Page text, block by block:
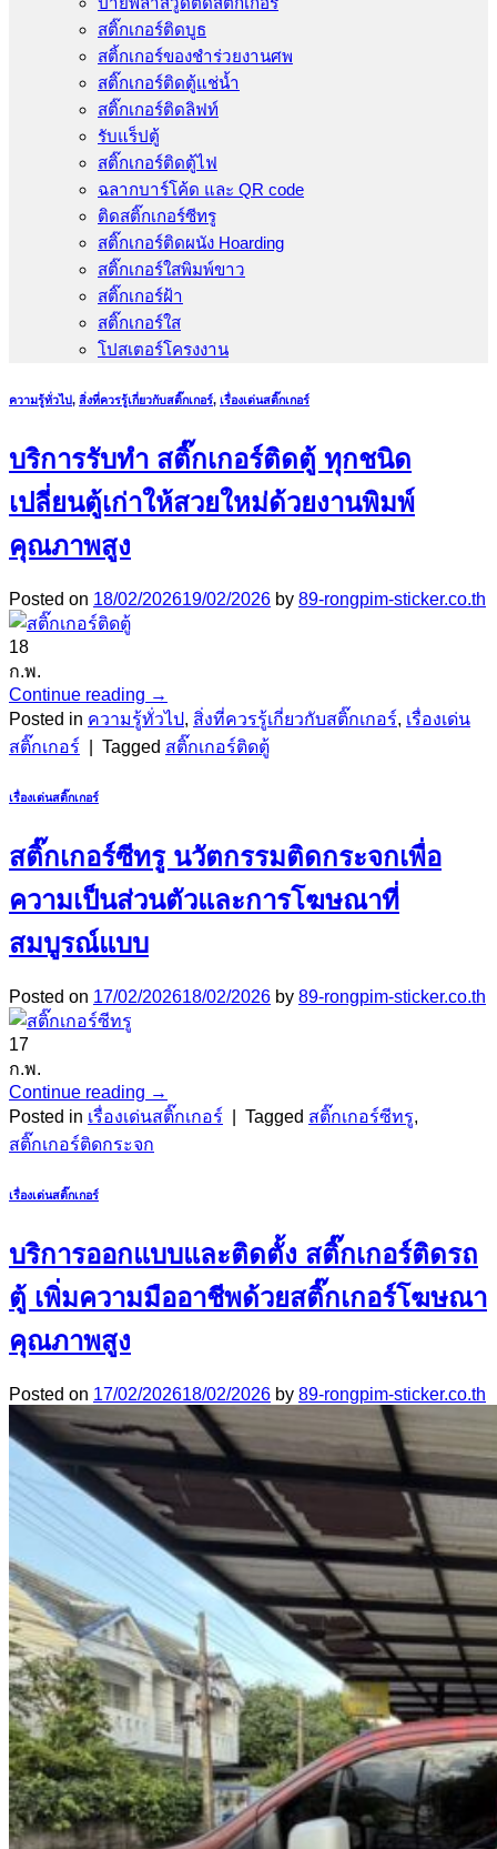
สติ๊กเกอร์ติดบูธ
สติ้กเกอร์ของชำร่วยงานศพ
สติ๊กเกอร์ติดตู้แช่น้ำ
สติ๊กเกอร์ติดลิฟท์
รับแร็ปตู้
สติ๊กเกอร์ติดตู้ไฟ
ฉลากบาร์โค้ด และ QR code
ติดสติ๊กเกอร์ซีทรู
สติ๊กเกอร์ติดผนัง Hoarding
สติ๊กเกอร์ใสพิมพ์ขาว
สติ๊กเกอร์ฝ้า
สติ๊กเกอร์ใส
โปสเตอร์โครงงาน
ความรู้ทั่วไป, สิ่งที่ควรรู้เกี่ยวกับสติ๊กเกอร์, เรื่องเด่นสติ๊กเกอร์
บริการรับทำ สติ๊กเกอร์ติดตู้ ทุกชนิด
เปลี่ยนตู้เก่าให้สวยใหม่ด้วยงานพิมพ์
คุณภาพสูง
Posted on 18/02/202619/02/2026 by 89-rongpim-sticker.co.th
18
ก.พ.
Continue reading →
Posted in ความรู้ทั่วไป, สิ่งที่ควรรู้เกี่ยวกับสติ๊กเกอร์, เรื่องเด่น
สติ๊กเกอร์
Tagged สติ๊กเกอร์ติดตู้
เรื่องเด่นสติ๊กเกอร์
สติ๊กเกอร์ซีทรู นวัตกรรมติดกระจกเพื่อ
ความเป็นส่วนตัวและการโฆษณาที่
สมบูรณ์แบบ
Posted on 17/02/202618/02/2026 by 89-rongpim-sticker.co.th
17
ก.พ.
Continue reading →
Posted in เรื่องเด่นสติ๊กเกอร์ Tagged สติ๊กเกอร์ซีทรู,
สติ๊กเกอร์ติดกระจก
เรื่องเด่นสติ๊กเกอร์
บริการออกแบบและติดตั้ง สติ๊กเกอร์ติดรถ
ตู้ เพิ่มความมืออาชีพด้วยสติ๊กเกอร์โฆษณา
คุณภาพสูง
Posted on 17/02/202618/02/2026 by 89-rongpim-sticker.co.th